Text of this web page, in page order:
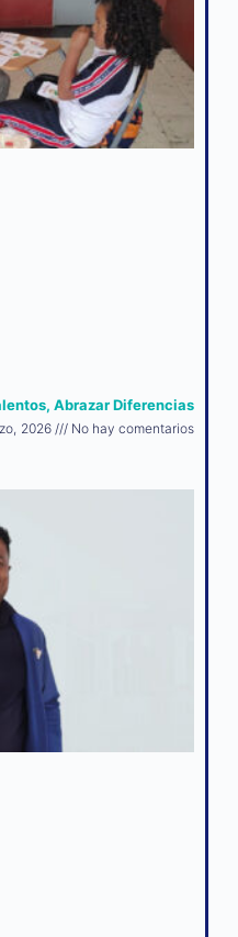
Abrazar Diferencias
2026 No hay comentarios